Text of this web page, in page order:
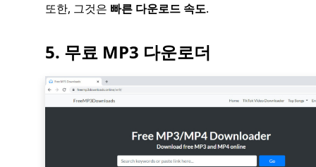
또한, 그것은 빠른 다운로드 속도.
5. 무료 MP3 다운로더